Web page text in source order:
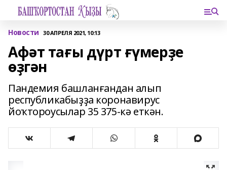
Новости 30 АПРЕЛЯ 2021, 10:13
Афәт тағы дүрт ғүмерҙе
өҙгән
Пандемия башланғандан алып
республикабыҙҙа коронавирус
йоҡтороусылар 35 375-кә еткән.